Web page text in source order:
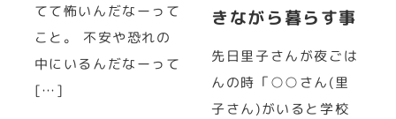
てて怖いんだなーって
こと。 不安や恐れの
中にいるんだなーって
[…]
きながら暮らす事
先日里子さんが夜ごは
んの時「○○さん(里
子さん)がいると学校